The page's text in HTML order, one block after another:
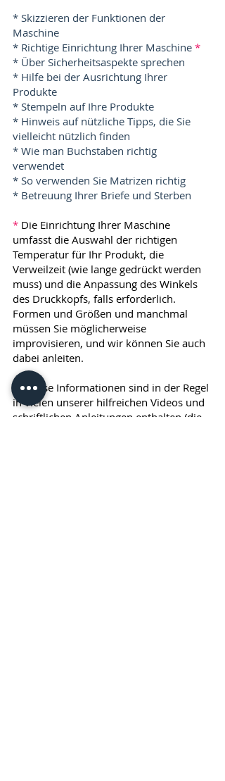
* Skizzieren der Funktionen der
Maschine
* Richtige Einrichtung Ihrer Maschine *
* Über Sicherheitsaspekte sprechen
* Hilfe bei der Ausrichtung Ihrer
Produkte
* Stempeln auf Ihre Produkte
* Hinweis auf nützliche Tipps, die Sie
vielleicht nützlich finden
* Wie man Buchstaben richtig
verwendet
* So verwenden Sie Matrizen richtig
* Betreuung Ihrer Briefe und Sterben
* Die Einrichtung Ihrer Maschine
umfasst die Auswahl der richtigen
Temperatur für Ihr Produkt, die
Verweilzeit (wie lange gedrückt werden
muss) und die Anpassung des Winkels
des Druckkopfs, falls erforderlich.
Formen und Größen und manchmal
müssen Sie möglicherweise
improvisieren, und wir können Sie auch
dabei anleiten.
All diese Informationen sind in der Regel
in vielen unserer hilfreichen Videos und
schriftlichen Anleitungen enthalten (die